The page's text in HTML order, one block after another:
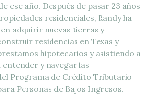
ese año. Después de pasar 23 años
residenciales, Randy ha
adquirir nuevas tierras y
residencias en Texas y
hipotecarios y asistiendo a
entender y navegar las
Programa de Crédito Tributario
Personas de Bajos Ingresos.